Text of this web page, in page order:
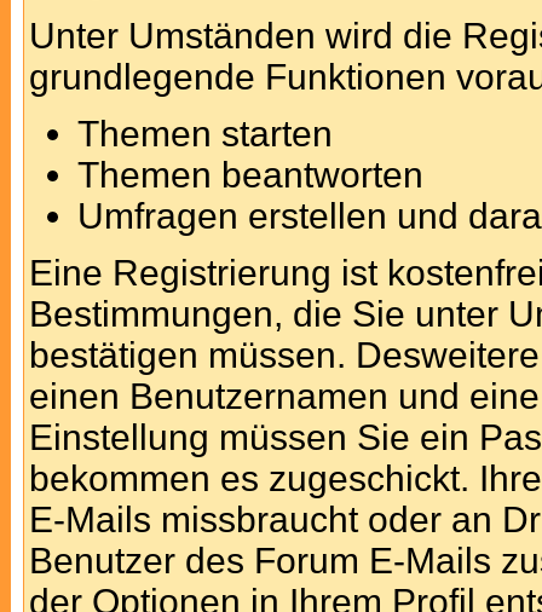
Unter Umständen wird die
grundlegende Funktionen
Themen starten
Themen beantworten
Umfragen erstellen und
Eine Registrierung ist
Bestimmungen, die Sie unter
bestätigen müssen.
einen Benutzernamen und
Einstellung müssen Sie ein
bekommen es zugeschickt.
E-Mails missbraucht oder an
Benutzer des Forum E-Mails
der Optionen in Ihrem Profil